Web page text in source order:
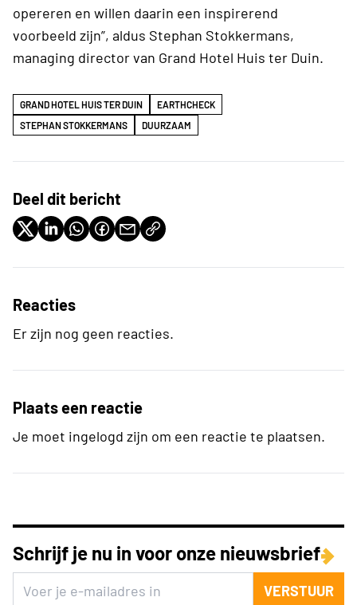
opereren en willen daarin een inspirerend
voorbeeld zijn”, aldus Stephan Stokkermans,
managing director van Grand Hotel Huis ter Duin.
GRAND HOTEL HUIS TER DUIN
EARTHCHECK
STEPHAN STOKKERMANS
DUURZAAM
Deel dit bericht
Reacties
Er zijn nog geen reacties.
Plaats een reactie
Je moet ingelogd zijn om een reactie te plaatsen.
Schrijf je nu in voor onze nieuwsbrief
VERSTUUR